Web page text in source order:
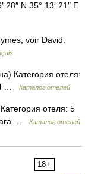
N 35° 13′ 21″ E
voir David.
Категория отеля:
…
Каталог отелей
отеля: 5
…
Каталог отелей
18+